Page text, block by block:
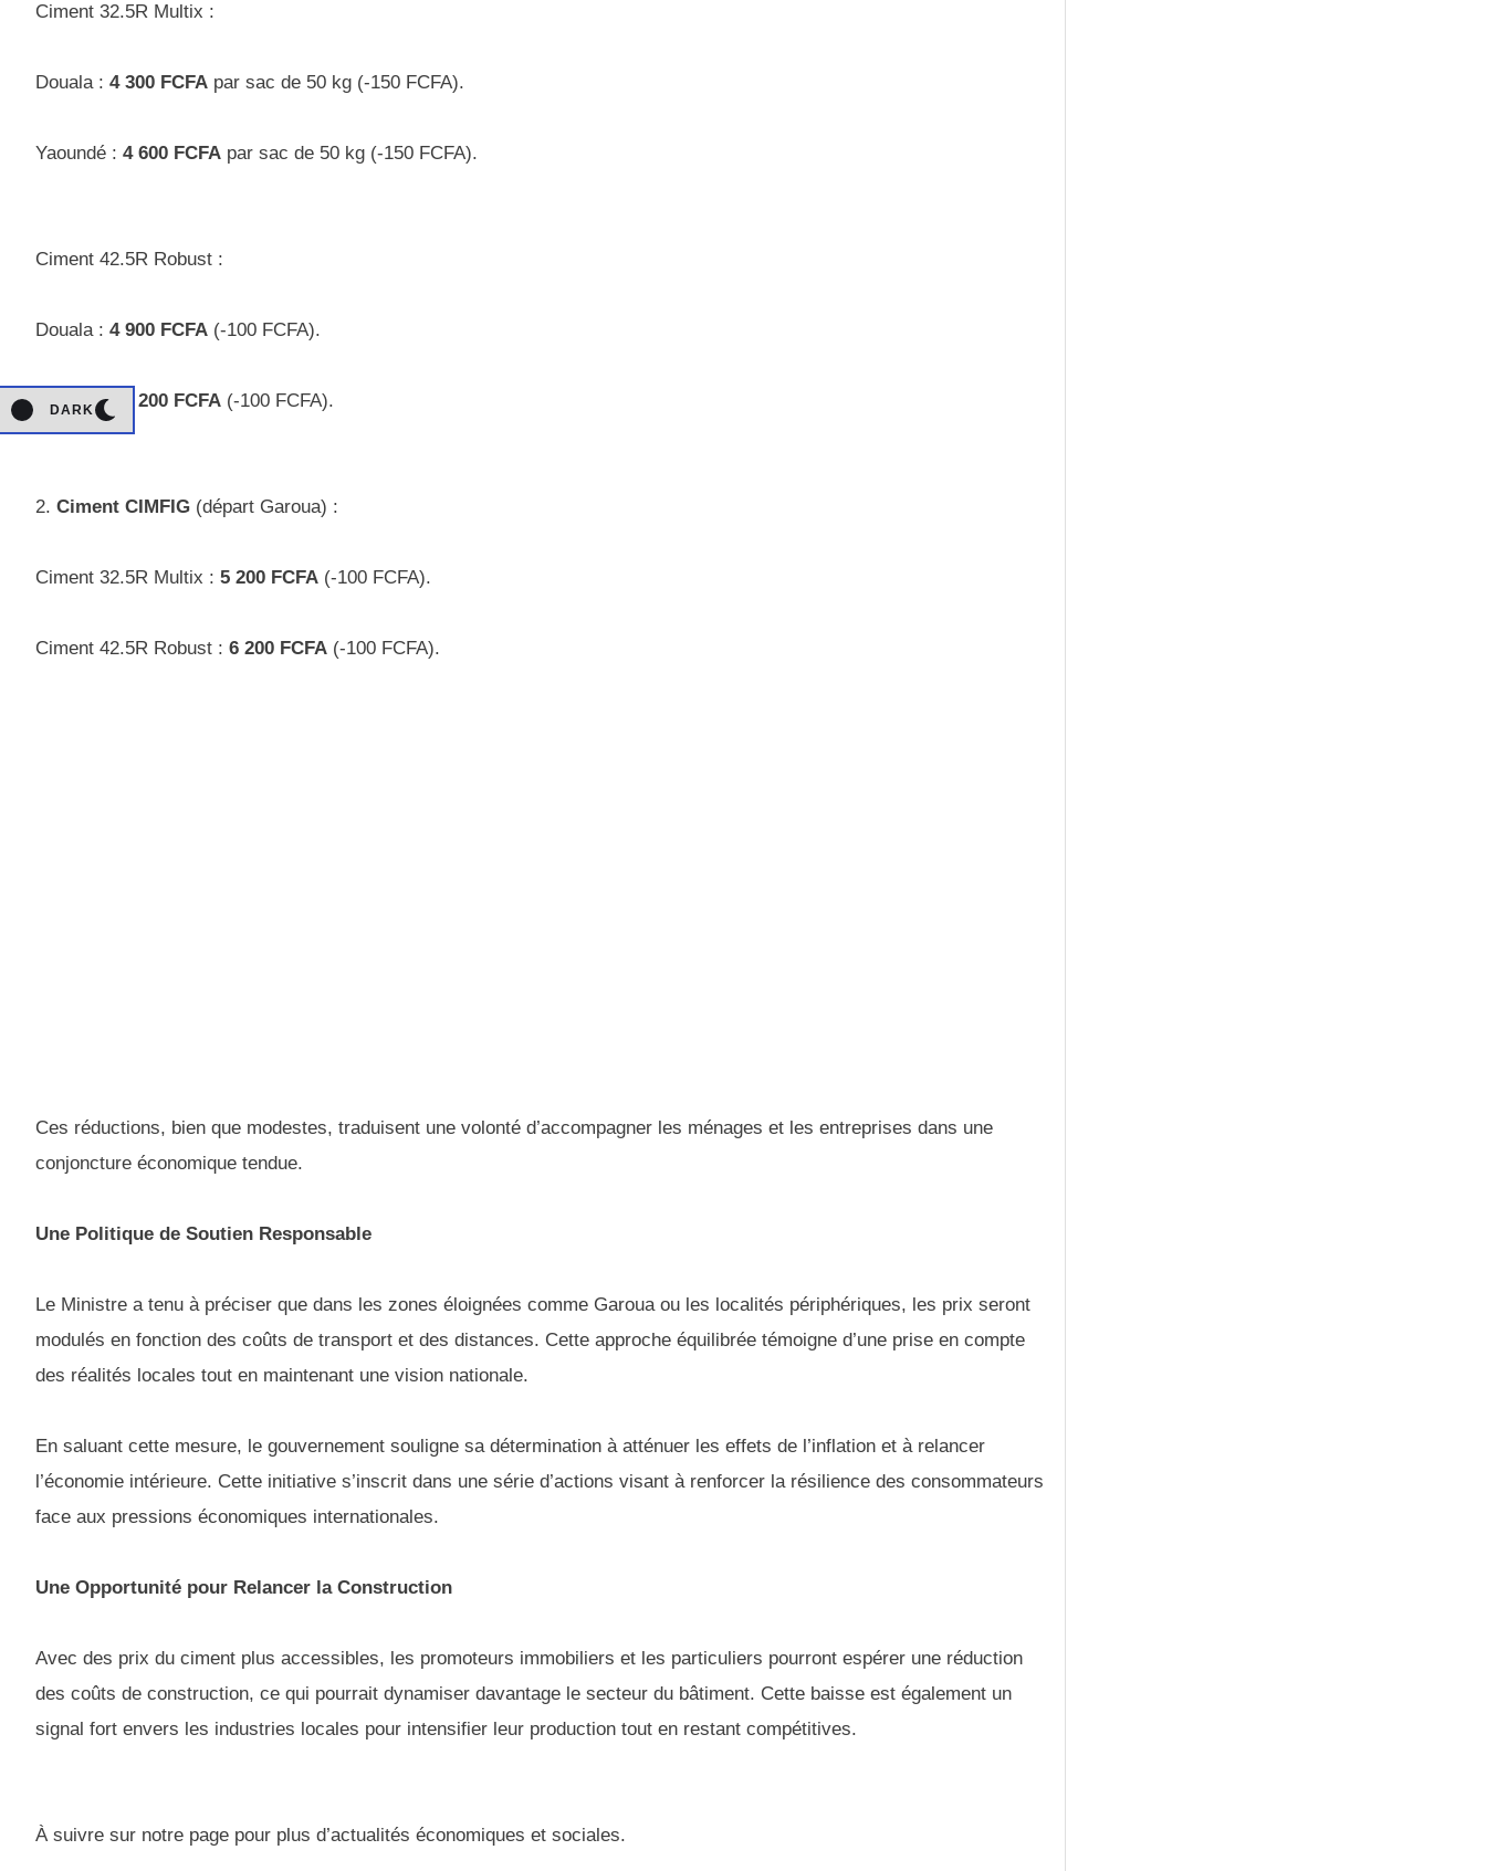
DARK
Ciment 32.5R Multix :
Douala : 4 300 FCFA par sac de 50 kg (-150 FCFA).
Yaoundé : 4 600 FCFA par sac de 50 kg (-150 FCFA).
Ciment 42.5R Robust :
Douala : 4 900 FCFA (-100 FCFA).
Yaoundé : 5 200 FCFA (-100 FCFA).
2. Ciment CIMFIG (départ Garoua) :
Ciment 32.5R Multix : 5 200 FCFA (-100 FCFA).
Ciment 42.5R Robust : 6 200 FCFA (-100 FCFA).
Ces réductions, bien que modestes, traduisent une volonté d’accompagner les ménages et les entreprises dans une
conjoncture économique tendue.
Une Politique de Soutien Responsable
Le Ministre a tenu à préciser que dans les zones éloignées comme Garoua ou les localités périphériques, les prix seront
modulés en fonction des coûts de transport et des distances. Cette approche équilibrée témoigne d’une prise en compte
des réalités locales tout en maintenant une vision nationale.
En saluant cette mesure, le gouvernement souligne sa détermination à atténuer les effets de l’inflation et à relancer
l’économie intérieure. Cette initiative s’inscrit dans une série d’actions visant à renforcer la résilience des consommateurs
face aux pressions économiques internationales.
Une Opportunité pour Relancer la Construction
Avec des prix du ciment plus accessibles, les promoteurs immobiliers et les particuliers pourront espérer une réduction
des coûts de construction, ce qui pourrait dynamiser davantage le secteur du bâtiment. Cette baisse est également un
signal fort envers les industries locales pour intensifier leur production tout en restant compétitives.
À suivre sur notre page pour plus d’actualités économiques et sociales.